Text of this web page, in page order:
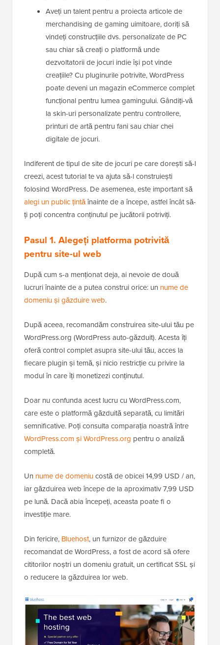
Aveți un talent pentru a proiecta articole de
merchandising de gaming uimitoare, doriți să
vindeți construcțiile dvs. personalizate de PC
sau chiar să creați o platformă unde
dezvoltatorii de jocuri indie își pot vinde
creațiile? Cu pluginurile potrivite, WordPress
poate deveni un magazin eCommerce complet
funcțional pentru lumea gamingului. Gândiți-vă
la skin-uri personalizate pentru controllere,
printuri de artă pentru fani sau chiar chei
digitale de jocuri.
Indiferent de tipul de site de jocuri pe care dorești să-l
creezi, acest tutorial te va ajuta să-l construiești
folosind WordPress. De asemenea, este important să
alegi un public țintăînainte de a începe, astfel încât să-
ți poți concentra conținutul pe jucătorii potriviți.
Pasul 1. Alegeți platforma potrivită
pentru site-ul web
După cum s-a menționat deja, ai nevoie de două
lucruri înainte de a putea construi orice: un nume de
domeniu și găzduire web.
După aceea, recomandăm construirea site-ului tău pe
WordPress.org (WordPress auto-găzduit). Acesta îți
oferă control complet asupra site-ului tău, acces la
fiecare plugin și temă, și nicio restricție cu privire la
modul în care îți monetizezi conținutul.
Doar nu confunda acest lucru cu WordPress.com,
care este o platformă găzduită separată, cu limitări
semnificative. Poți consulta comparația noastră între
WordPress.com și WordPress.org pentru o analiză
completă.
Un nume de domeniucostă de obicei 14,99 USD / an,
iar găzduirea web începe de la aproximativ 7,99 USD
pe lună. Dacă abia începeți, aceasta poate fi o
investiție mare.
Din fericire, Bluehost, un furnizor de găzduire
recomandat de WordPress, a fost de acord să ofere
cititorilor noștri un domeniu gratuit, un certificat SSL și
o reducere la găzduirea lor web.